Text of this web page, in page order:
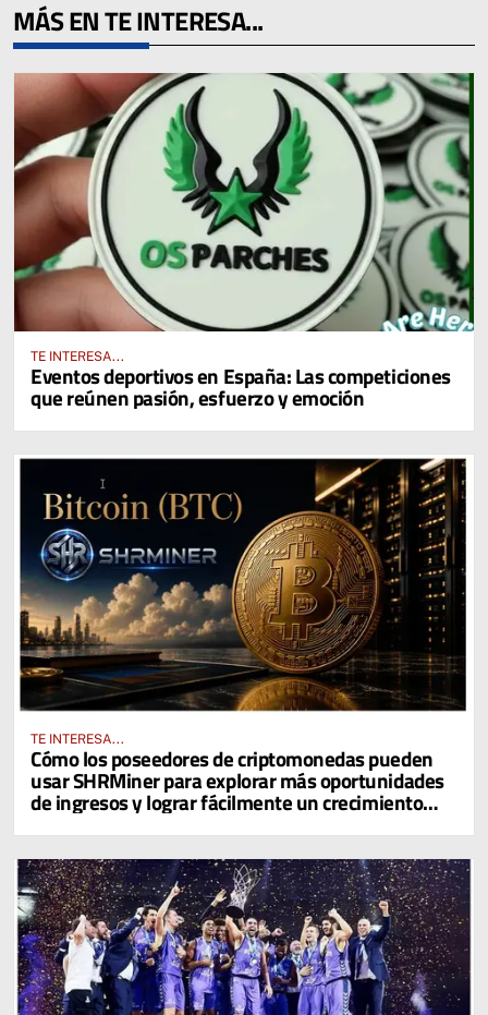
MÁS EN TE INTERESA...
TE INTERESA...
Eventos deportivos en España: Las competiciones
que reúnen pasión, esfuerzo y emoción
TE INTERESA...
Cómo los poseedores de criptomonedas pueden
usar SHRMiner para explorar más oportunidades
de ingresos y lograr fácilmente un crecimiento
diario del 4% en sus activos digitales